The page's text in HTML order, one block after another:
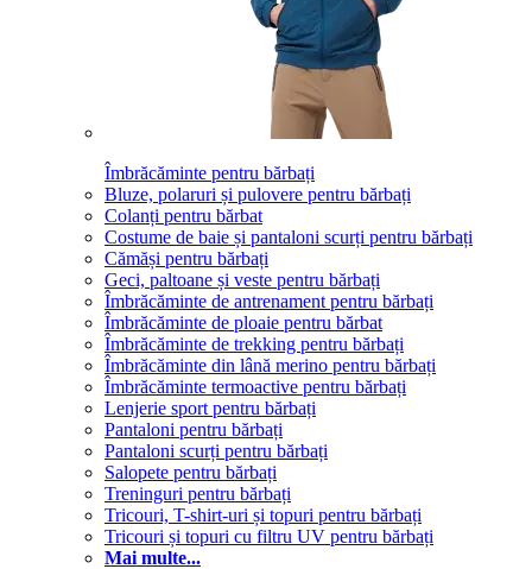
Îmbrăcăminte pentru bărbați
Bluze, polaruri și pulovere pentru bărbați
Colanți pentru bărbat
Costume de baie și pantaloni scurți pentru bărbați
Cămăși pentru bărbați
Geci, paltoane și veste pentru bărbați
Îmbrăcăminte de antrenament pentru bărbați
Îmbrăcăminte de ploaie pentru bărbat
Îmbrăcăminte de trekking pentru bărbați
Îmbrăcăminte din lână merino pentru bărbați
Îmbrăcăminte termoactive pentru bărbați
Lenjerie sport pentru bărbați
Pantaloni pentru bărbați
Pantaloni scurți pentru bărbați
Salopete pentru bărbați
Treninguri pentru bărbați
Tricouri, T-shirt-uri și topuri pentru bărbați
Tricouri și topuri cu filtru UV pentru bărbați
Mai multe...